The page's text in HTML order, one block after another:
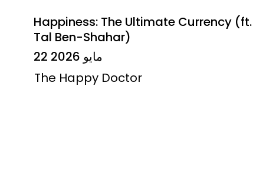
Happiness: The Ultimate Currency (ft.
Tal Ben-Shahar)
22 مايو 2026
The Happy Doctor